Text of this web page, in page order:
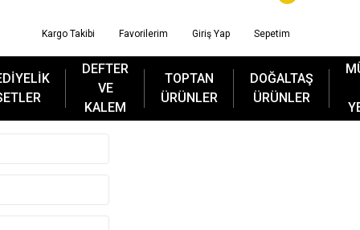
Kargo Takibi Favorilerim Giriş Yap Sepetim
DEFTER
VE
KALEM
TOPTAN
ÜRÜNLER
DOĞALTAŞ
ÜRÜNLER